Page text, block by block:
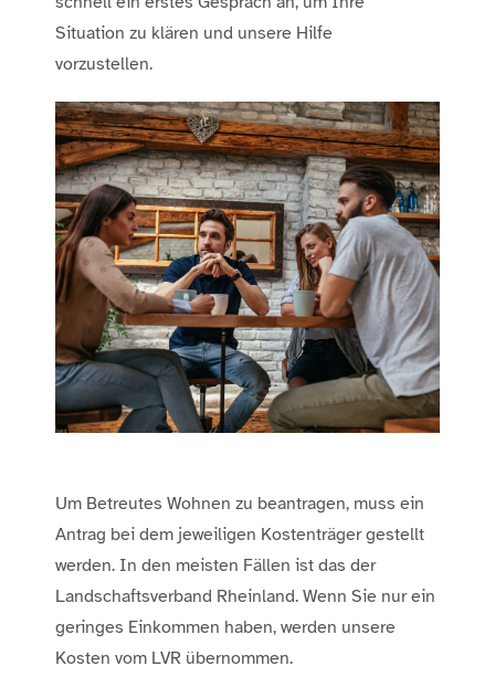
Situation zu klären und unsere Hilfe
vorzustellen.
Um Betreutes Wohnen zu beantragen, muss ein
Antrag bei dem jeweiligen Kostenträger gestellt
werden. In den meisten Fällen ist das der
Landschaftsverband Rheinland. Wenn Sie nur ein
geringes Einkommen haben, werden unsere
Kosten vom LVR übernommen.